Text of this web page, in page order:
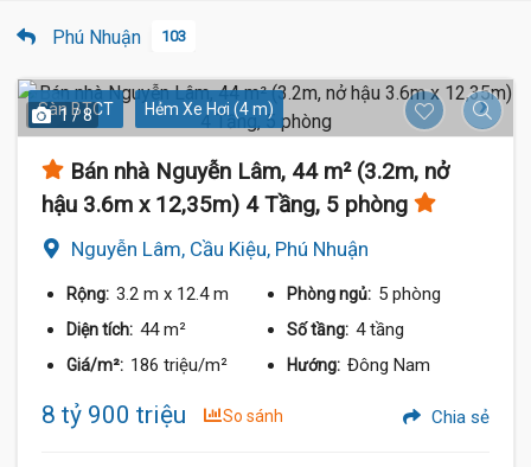
Phú Nhuận 103
Sàn BTCT Hẻm Xe Hơi (4 m)
1 / 8
Bán nhà Nguyễn Lâm, 44 m² (3.2m, nở
hậu 3.6m x 12,35m) 4 Tầng, 5 phòng
Nguyễn Lâm, Cầu Kiệu, Phú Nhuận
Rộng: 3.2 m x 12.4 m Phòng ngủ: 5 phòng
Diện tích: 44 m² Số tầng: 4 tầng
Giá/m²: 186 triệu/m² Hướng: Đông Nam
8 tỷ 900 triệu So sánh Chia sẻ